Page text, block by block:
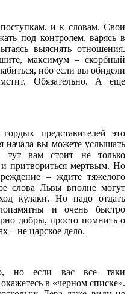
поступкам,и к словам.Свои
под контролем,варясь в
выяснять отношения.
, максимум–скорбный
, ибо если вы обидели
. Обязательно. А
еще
гордых представителей
это
начала вы можете услышать
тут вам стоит не
только
и притвориться мертвым. Но
– ждите тяжелого
слова Львы вполне могут
кулаки. Но надо отдать
и очень
быстро
добры, просто помнить о
– не царское дело.
, но если вас все—таки
окажетесь в «черном списке».